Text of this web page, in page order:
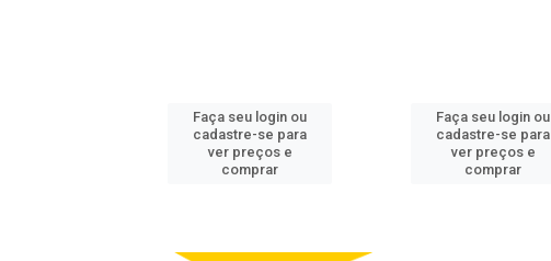
Faça seu login ou
cadastre-se para
ver preços e
comprar
Faça seu login ou
cadastre-se para
ver preços e
comprar